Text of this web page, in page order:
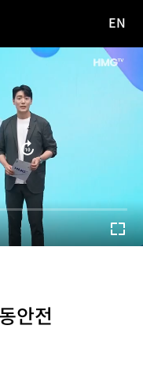
사이
이동
EN
안전